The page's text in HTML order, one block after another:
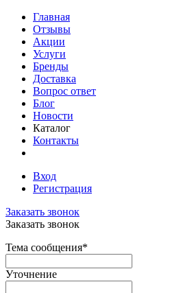
Главная
Отзывы
Акции
Услуги
Бренды
Доставка
Вопрос ответ
Блог
Новости
Каталог
Контакты
Вход
Регистрация
Заказать звонок
Заказать звонок
Тема сообщения*
Уточнение